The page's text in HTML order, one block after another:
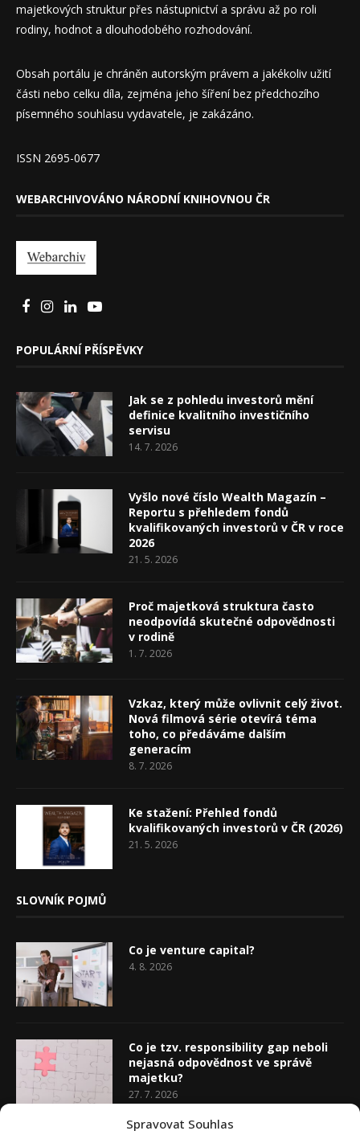
Spravovat Souhlas
majetkových struktur přes nástupnictví a správu až po roli
rodiny, hodnot a dlouhodobého rozhodování.
Obsah portálu je chráněn autorským právem a jakékoliv užití
části nebo celku díla, zejména jeho šíření bez předchozího
písemného souhlasu vydavatele, je zakázáno.
ISSN 2695-0677
WEBARCHIVOVÁNO NÁRODNÍ KNIHOVNOU ČR
POPULÁRNÍ PŘÍSPĚVKY
Jak se z pohledu investorů mění
definice kvalitního investičního
servisu
14. 7. 2026
Vyšlo nové číslo Wealth Magazín –
Reportu s přehledem fondů
kvalifikovaných investorů v ČR v roce
2026
21. 5. 2026
Proč majetková struktura často
neodpovídá skutečné odpovědnosti
v rodině
1. 7. 2026
Vzkaz, který může ovlivnit celý život.
Nová filmová série otevírá téma
toho, co předáváme dalším
generacím
8. 7. 2026
Ke stažení: Přehled fondů
kvalifikovaných investorů v ČR (2026)
21. 5. 2026
SLOVNÍK POJMŮ
Co je venture capital?
4. 8. 2026
Co je tzv. responsibility gap neboli
nejasná odpovědnost ve správě
majetku?
27. 7. 2026